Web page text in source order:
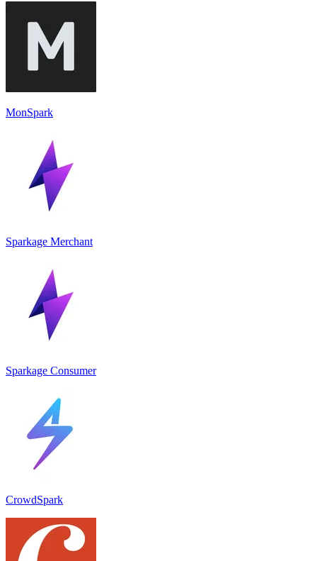
MonSpark
Sparkage Merchant
Sparkage Consumer
CrowdSpark